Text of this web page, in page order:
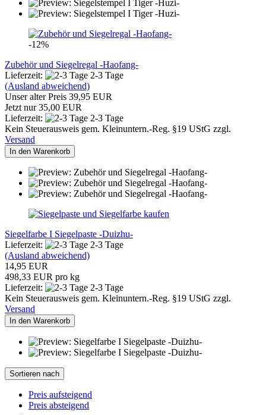
-12%
Zubehör und Siegelregal -Haofang-
Lieferzeit:
2-3 Tage
(Ausland abweichend)
Unser alter Preis 39,95 EUR
Jetzt nur 35,00 EUR
Lieferzeit:
2-3 Tage
Kein Steuerausweis gem. Kleinuntern.-Reg. §19 UStG zzgl.
Versand
In den Warenkorb
Siegelfarbe I Siegelpaste -Duizhu-
Lieferzeit:
2-3 Tage
(Ausland abweichend)
14,95 EUR
498,33 EUR pro kg
Lieferzeit:
2-3 Tage
Kein Steuerausweis gem. Kleinuntern.-Reg. §19 UStG zzgl.
Versand
In den Warenkorb
Sortieren nach
Preis aufsteigend
Preis absteigend